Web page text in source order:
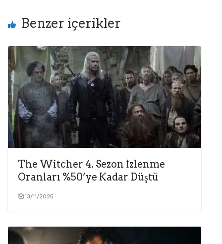
Benzer içerikler
The Witcher 4. Sezon İzlenme
Oranları %50’ye Kadar Düştü
13/11/2025